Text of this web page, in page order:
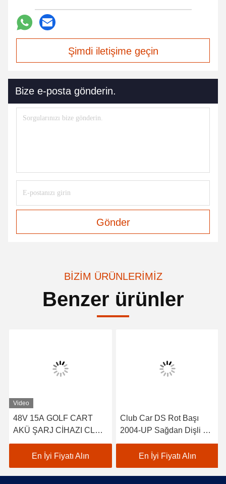
Şimdi iletişime geçin
Bize e-posta gönderin.
Gönder
BIZIM ÜRÜNLERIMIZ
Benzer ürünler
Video
48V 15A GOLF CART
AKÜ ŞARJ CİHAZI CLUB
ARABA EZGO YAMAHA
BUGGY ABD AKÜLERİ
TROJAN CROWN 48
VOLT AKÜ ŞARJ CİHAZI
En İyi Fiyatı Alın
Club Car DS Rot Başı
2004-UP Sağdan Dişli 2
adet 102022601 /
102288301
En İyi Fiyatı Alın